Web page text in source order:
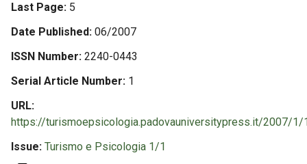
Last Page 5
Date Published 06/2007
ISSN Number 2240-0443
Serial Article Number 1
URL
https://turismoepsicologia.padovauniversitypress.it/2007/1/
Issue Turismo e Psicologia 1/1